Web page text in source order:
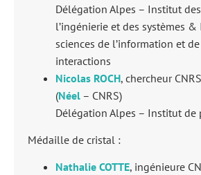
Délégation Alpes – Institut
l’ingénierie et des systèmes
sciences de l’information et
interactions
Nicolas ROCH, chercheur
(Néel – CNRS)
Délégation Alpes – Institut de
Médaille de cristal :
Nathalie COTTE, ingénieure